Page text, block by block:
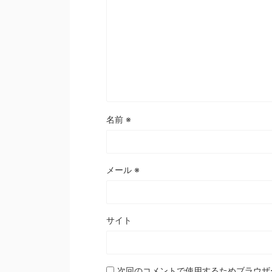
名前 ※
メール ※
サイト